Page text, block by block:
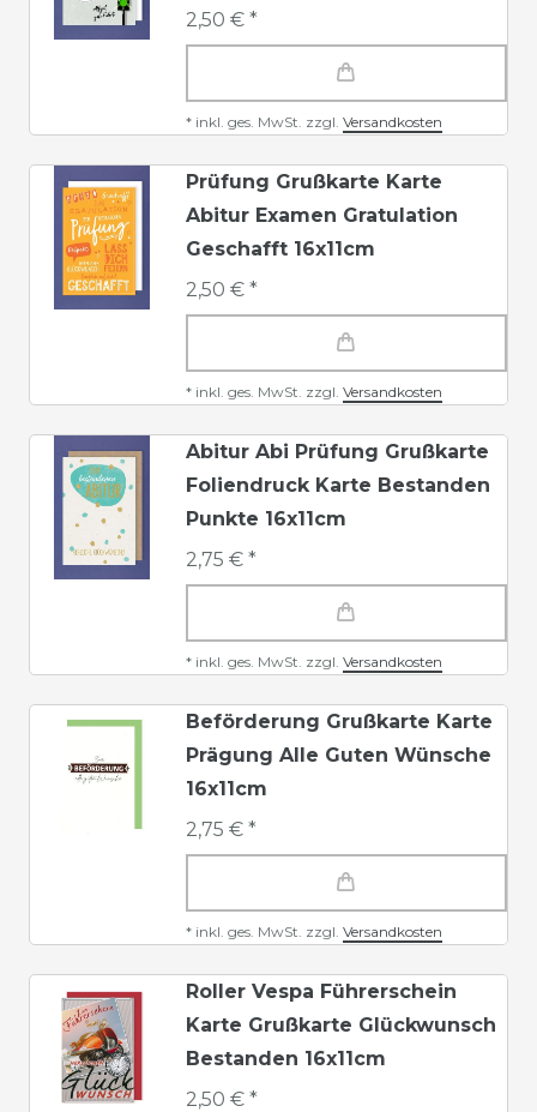
2,50 € *
* inkl. ges. MwSt. zzgl. Versandkosten
Prüfung Grußkarte Karte
Abitur Examen Gratulation
Geschafft 16x11cm
2,50 € *
* inkl. ges. MwSt. zzgl. Versandkosten
Abitur Abi Prüfung Grußkarte
Foliendruck Karte Bestanden
Punkte 16x11cm
2,75 € *
* inkl. ges. MwSt. zzgl. Versandkosten
Beförderung Grußkarte Karte
Prägung Alle Guten Wünsche
16x11cm
2,75 € *
* inkl. ges. MwSt. zzgl. Versandkosten
Roller Vespa Führerschein
Karte Grußkarte Glückwunsch
Bestanden 16x11cm
2,50 € *